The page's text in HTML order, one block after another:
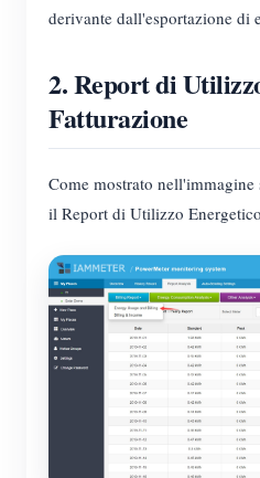
Misuratore virtuale
Applicazioni
Monitor energetico
Monitor del consumo
Domotica
Monitoraggio
Risorse
Documentazione
Video tutorial
FAQ
Notizie
Blog
Community
Programma
Centro contributori
Attività IAMMETER
Forum
App Store
Soluzioni
Contatto
Chi siamo
derivante dall'esportazione di
2. Report di
Fatturazione
Come mostrato
il Report di Utilizzo